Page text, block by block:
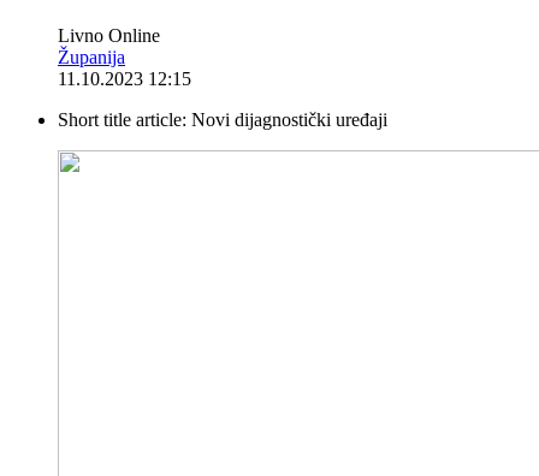
Livno Online
Županija
11.10.2023 12:15
Short title article: Novi dijagnostički uređaji